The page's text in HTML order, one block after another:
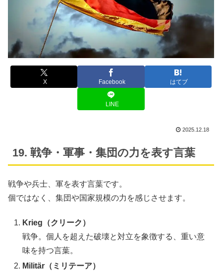
X Facebook はてブ
LINE
2025.12.18
19. 戦争・軍事・集団の力を表す言葉
戦争や兵士、軍を表す言葉です。
個ではなく、集団や国家規模の力を感じさせます。
Krieg（クリーク）
戦争。個人を超えた破壊と対立を象徴する、重い意
味を持つ言葉。
Militär（ミリテーア）